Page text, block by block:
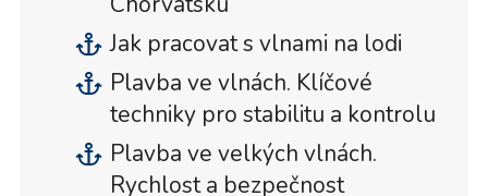
Jak pracovat s vlnami na lodi
Plavba ve vlnách. Klíčové
techniky pro stabilitu a kontrolu
Plavba ve velkých vlnách.
Rychlost a bezpečnost